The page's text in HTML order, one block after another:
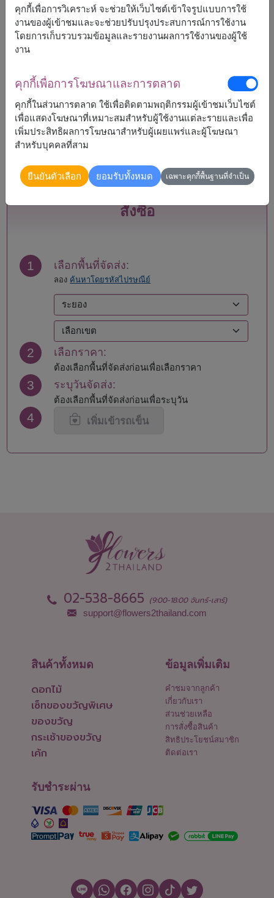
เล็กน้อย ขึ้นอยู่กับฤดูกาลและพื้นที่จัดส่ง
ราคาเปลี่ยนแปลงตามพื้นที่จัดส่ง
กรุงเทพ
กาญจนบุรี
กาฬสินธุ์
กำแพงเพชร
ขอนแก่น
จันทบุรี
ฉะเชิงเทรา
ชลบุรี - พัทยา
เชียงราย
เชียงใหม่
ตรัง
ตราด
ตาก
นครนายก
นครปฐม
นครพนม
นครราชสีมา
นครศรีธรรมราช
นครสวรรค์
นนทบุรี
ภูเก็ต
มหาสารคาม
มุกดาหาร
ร้อยเอ็ด
ระยอง
สกลนคร
สระแก้ว
สุโขทัย
อุทัยธานี
อุบลราชธานี
สั่งซื้อ
1 เลือกพื้นที่จัดส่ง:
ลอง ค้นหาโดยรหัสไปรษณีย์
2 เลือกราคา:
ต้องเลือกพื้นที่จัดส่งก่อนเพื่อเลือกราคา
3 ระบุวันจัดส่ง:
ต้องเลือกพื้นที่จัดส่งก่อนเพื่อระบุวัน
4 เพิ่มเข้ารถเข็น
02-538-8665 (9:00-18:00 จันทร์-เสาร์)
support@flowers2thailand.com
สินค้าทั้งหมด
ดอกไม้
เซ็ทของขวัญพิเศษ
ของขวัญ
กระเช้าของขวัญ
เค้ก
ข้อมูลเพิ่มเติม
คำชมจากลูกค้า
เกี่ยวกับเรา
ส่วนช่วยเหลือ
การสั่งซื้อสินค้า
สิทธิประโยชน์สมาชิก
ติดต่อเรา
รับชำระผ่าน
คุกกี้เพื่อการวิเคราะห์ จะช่วยให้เว็บไซต์เข้าใจรูปแบบการใช้
งานของผู้เข้าชมและจะช่วยปรับปรุงประสบการณ์การใช้งาน
โดยการเก็บรวบรวมข้อมูลและรายงานผลการใช้งานของผู้ใช้
งาน
คุกกี้เพื่อการโฆษณาและการตลาด
คุกกี้ในส่วนการตลาด ใช้เพื่อติดตามพฤติกรรมผู้เข้าชมเว็บไซต์
เพื่อแสดงโฆษณาที่เหมาะสมสำหรับผู้ใช้งานแต่ละรายและเพื่อ
เพิ่มประสิทธิผลการโฆษณาสำหรับผู้เผยแพร่และผู้โฆษณา
สำหรับบุคคลที่สาม
ยืนยันตัวเลือก ยอมรับทั้งหมด เฉพาะคุกกี้พื้นฐานที่จำเป็น